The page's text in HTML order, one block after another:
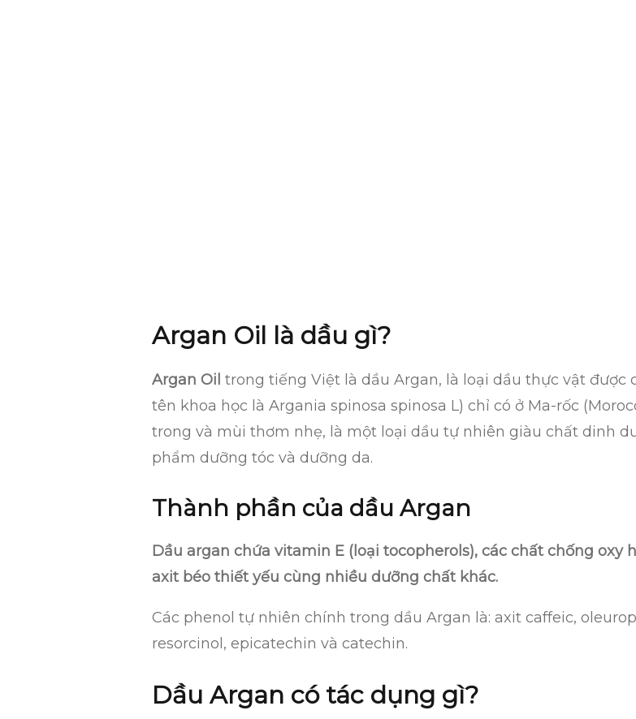
Argan Oil là dầu gì?
Argan Oil trong tiếng Việt là dầu Argan, là loại dầu thực vật được
tên khoa học là Argania spinosa spinosa L) chỉ có ở Ma-rốc
trong và mùi thơm nhẹ, là một loại dầu tự nhiên giàu chất dinh
phẩm dưỡng tóc và dưỡng da.
Thành phần của dầu Argan
Dầu argan chứa vitamin E (loại tocopherols), các chất chống oxy
axit béo thiết yếu cùng nhiều dưỡng chất khác.
Các phenol tự nhiên chính trong dầu Argan là: axit caffeic,
resorcinol, epicatechin và catechin.
Dầu Argan có tác dụng gì?